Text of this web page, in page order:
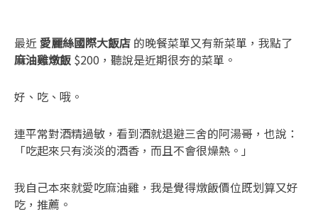
最近 愛麗絲國際大飯店 的晚餐菜單又有新菜單，我點了
麻油雞燉飯 $200，聽說是近期很夯的菜單。
好、吃、哦。
連平常對酒精過敏，看到酒就退避三舍的阿湯哥，也說：
「吃起來只有淡淡的酒香，而且不會很燥熱。」
我自己本來就愛吃麻油雞，我是覺得燉飯價位既划算又好
吃，推薦。